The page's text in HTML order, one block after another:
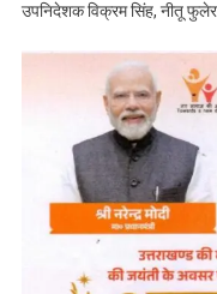
उपनिदेशक विक्रम सिंह, नीतू